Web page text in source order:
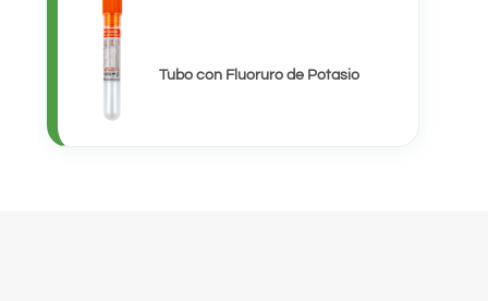
Tubo con Fluoruro de Potasio